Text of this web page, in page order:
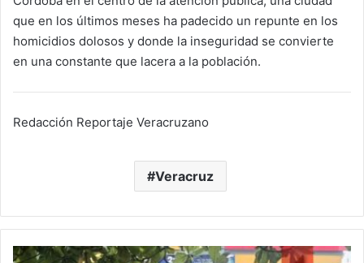
que en los últimos meses ha padecido un repunte en los
homicidios dolosos y donde la inseguridad se convierte
en una constante que lacera a la población.
Redacción Reportaje Veracruzano
Veracruz
Balean